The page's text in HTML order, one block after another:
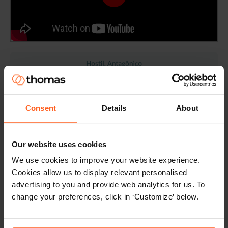
Consent Details About
Our website uses cookies
We use cookies to improve your website experience.
Cookies allow us to display relevant personalised
advertising to you and provide web analytics for us. To
change your preferences, click in ‘Customize’ below.